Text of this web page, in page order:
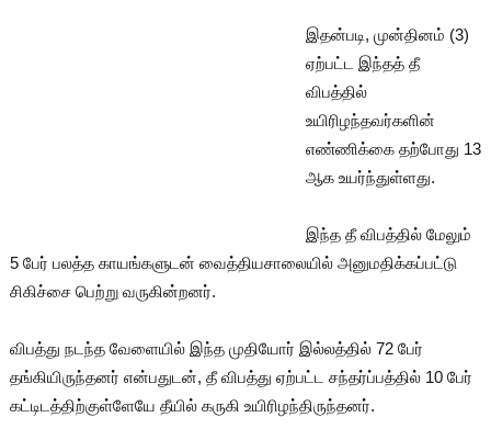
இதன்படி, முன்தினம் (3)
ஏற்பட்ட இந்தத் தீ
விபத்தில்
உயிரிழந்தவர்களின்
எண்ணிக்கை தற்போது 13
ஆக உயர்ந்துள்ளது.
இந்த தீ விபத்தில் மேலும்
5 பேர் பலத்த காயங்களுடன் வைத்தியசாலையில் அனுமதிக்கப்பட்டு
சிகிச்சை பெற்று வருகின்றனர்.
விபத்து நடந்த வேளையில் இந்த முதியோர் இல்லத்தில் 72 பேர்
தங்கியிருந்தனர் என்பதுடன், தீ விபத்து ஏற்பட்ட சந்தர்ப்பத்தில் 10 பேர்
கட்டிடத்திற்குள்ளேயே தீயில் கருகி உயிரிழந்திருந்தனர்.